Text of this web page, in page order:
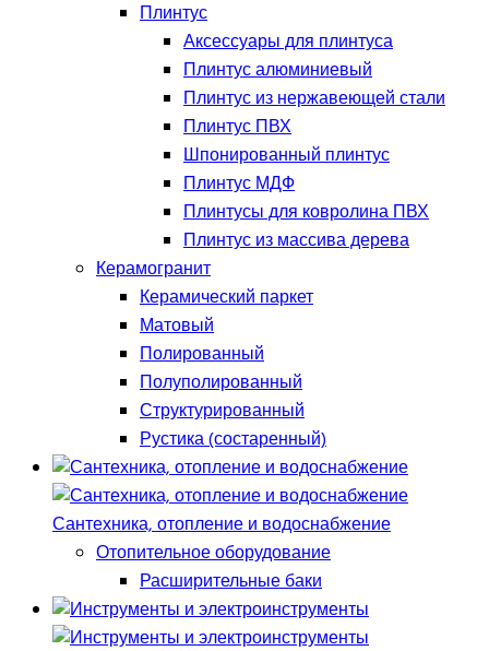
Плинтус
Аксессуары для плинтуса
Плинтус алюминиевый
Плинтус из нержавеющей стали
Плинтус ПВХ
Шпонированный плинтус
Плинтус МДФ
Плинтусы для ковролина ПВХ
Плинтус из массива дерева
Керамогранит
Керамический паркет
Матовый
Полированный
Полуполированный
Структурированный
Рустика (состаренный)
Сантехника, отопление и водоснабжение
Отопительное оборудование
Расширительные баки